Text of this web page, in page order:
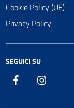
Cookie Policy (UE)
Privacy Policy
SEGUICI SU
Facebook